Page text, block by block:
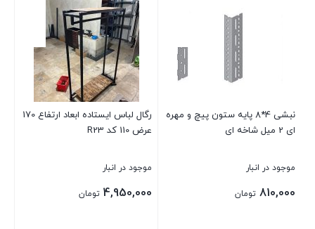
نبشی 4*8 پایه ستون پیچ و مهره
ای 2 میل شاخه ای
موجود در انبار
810,000 تومان
رگال لباس ایستاده ابعاد ارتفاع 170
عرض 110 کد R23
موجود در انبار
4,950,000 تومان